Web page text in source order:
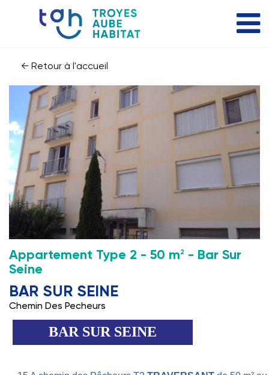
← Retour à l'accueil
Appartement Type 2 - 50 m2
- Bar Sur
Seine
BAR SUR SEINE
Chemin Des Pecheurs
BAR SUR SEINE